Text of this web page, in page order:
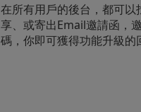
在所有用戶的後台，都可
享、或寄出Email邀請函，
碼，你即可獲得功能升級